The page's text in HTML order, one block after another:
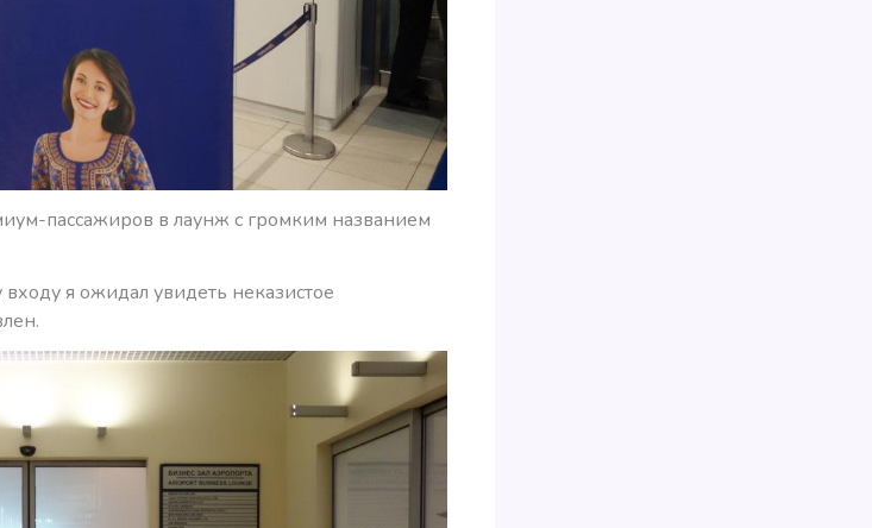
пассажиров в лаунж с громким названием
я ожидал увидеть неказистое